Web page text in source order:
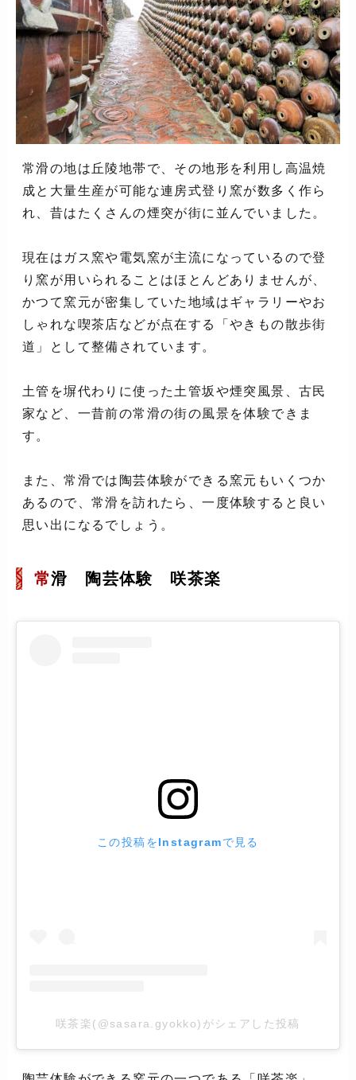
常滑の地は丘陵地帯で、その地形を利用し高温焼
成と大量生産が可能な連房式登り窯が数多く作ら
れ、昔はたくさんの煙突が街に並んでいました。
現在はガス窯や電気窯が主流になっているので登
り窯が用いられることはほとんどありませんが、
かつて窯元が密集していた地域はギャラリーやお
しゃれな喫茶店などが点在する「やきもの散歩街
道」として整備されています。
土管を塀代わりに使った土管坂や煙突風景、古民
家など、一昔前の常滑の街の風景を体験できま
す。
また、常滑では陶芸体験ができる窯元もいくつか
あるので、常滑を訪れたら、一度体験すると良い
思い出になるでしょう。
常滑 陶芸体験 咲茶楽
この投稿をInstagramで見る
咲茶楽(@sasara.gyokko)がシェアした投稿